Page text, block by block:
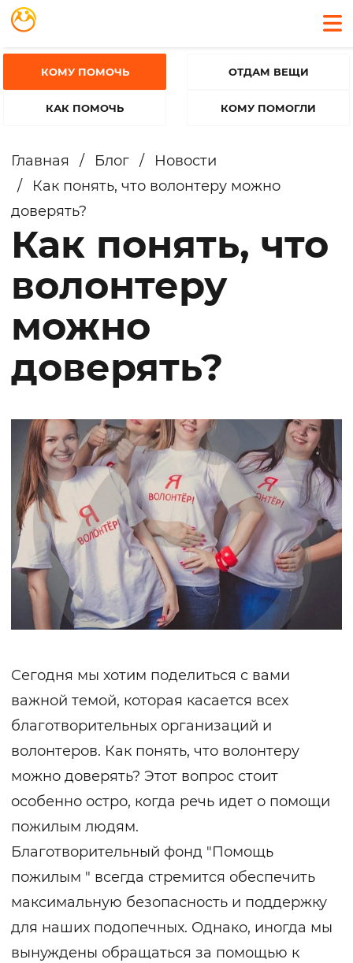
КОМУ ПОМОЧЬ
КАК ПОМОЧЬ
ОТДАМ ВЕЩИ
КОМУ ПОМОГЛИ
Главная / Блог /
Новости
/
Как понять, что волонтеру можно
доверять?
Как понять, что
волонтеру
можно
доверять?
Сегодня мы хотим поделиться с вами
важной темой, которая касается всех
благотворительных организаций и
волонтеров. Как понять, что волонтеру
можно доверять? Этот вопрос стоит
особенно остро, когда речь идет о помощи
пожилым людям.
Благотворительный фонд "Помощь
пожилым " всегда стремится обеспечить
максимальную безопасность и поддержку
для наших подопечных. Однако, иногда мы
вынуждены обращаться за помощью к